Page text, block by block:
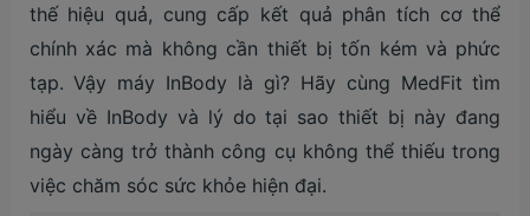
thế hiệu quả, cung cấp kết quả phân tích cơ thể
chính xác mà không cần thiết bị tốn kém và phức
tạp. Vậy máy InBody là gì? Hãy cùng MedFit tìm
hiểu về InBody và lý do tại sao thiết bị này đang
ngày càng trở thành công cụ không thể thiếu trong
việc chăm sóc sức khỏe hiện đại.